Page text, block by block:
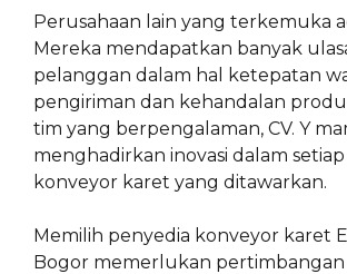
Perusahaan lain yang terkemuka
Mereka mendapatkan banyak
pelanggan dalam hal ketepatan
pengiriman dan kehandalan
tim yang berpengalaman, CV. Y
menghadirkan inovasi dalam
konveyor karet yang ditawarkan.
Memilih penyedia konveyor karet
Bogor memerlukan